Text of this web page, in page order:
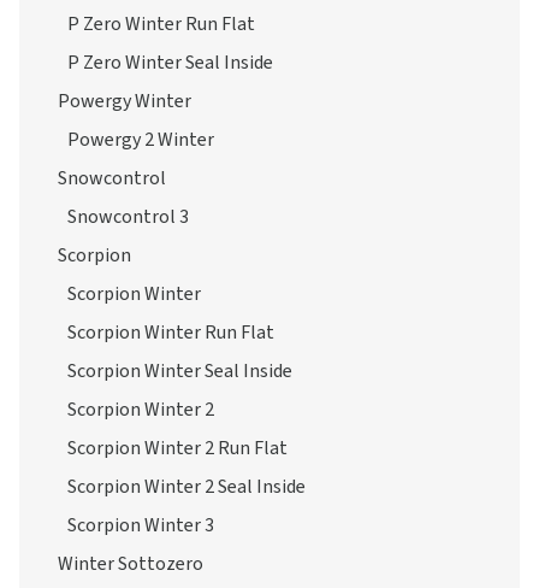
P Zero Winter Run Flat
P Zero Winter Seal Inside
Powergy Winter
Powergy 2 Winter
Snowcontrol
Snowcontrol 3
Scorpion
Scorpion Winter
Scorpion Winter Run Flat
Scorpion Winter Seal Inside
Scorpion Winter 2
Scorpion Winter 2 Run Flat
Scorpion Winter 2 Seal Inside
Scorpion Winter 3
Winter Sottozero